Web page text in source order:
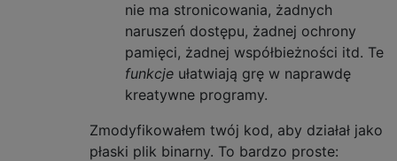
nie ma stronicowania, żadnych
naruszeń dostępu, żadnej ochrony
pamięci, żadnej współbieżności itd. Te
funkcje ułatwiają grę w naprawdę
kreatywne programy.
Zmodyfikowałem twój kod, aby działał jako
płaski plik binarny. To bardzo proste: